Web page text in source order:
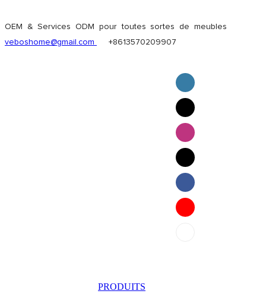
OEM & Services ODM pour toutes sortes de meubles
veboshome@gmail.com
+8613570209907
English
Pilipino
ภาษาไทย
PRODUITS